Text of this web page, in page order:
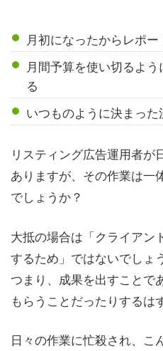
月初になったからレポ
月間予算を使い切るよ
る
いつものように決まっ
リスティング広告運用者が
ありますが、その作業は一
でしょうか？
大抵の場合は「クライアン
するため」ではないでしょ
つまり、成果を出すことで
もらうことだったりするは
日々の作業に忙殺され、こ